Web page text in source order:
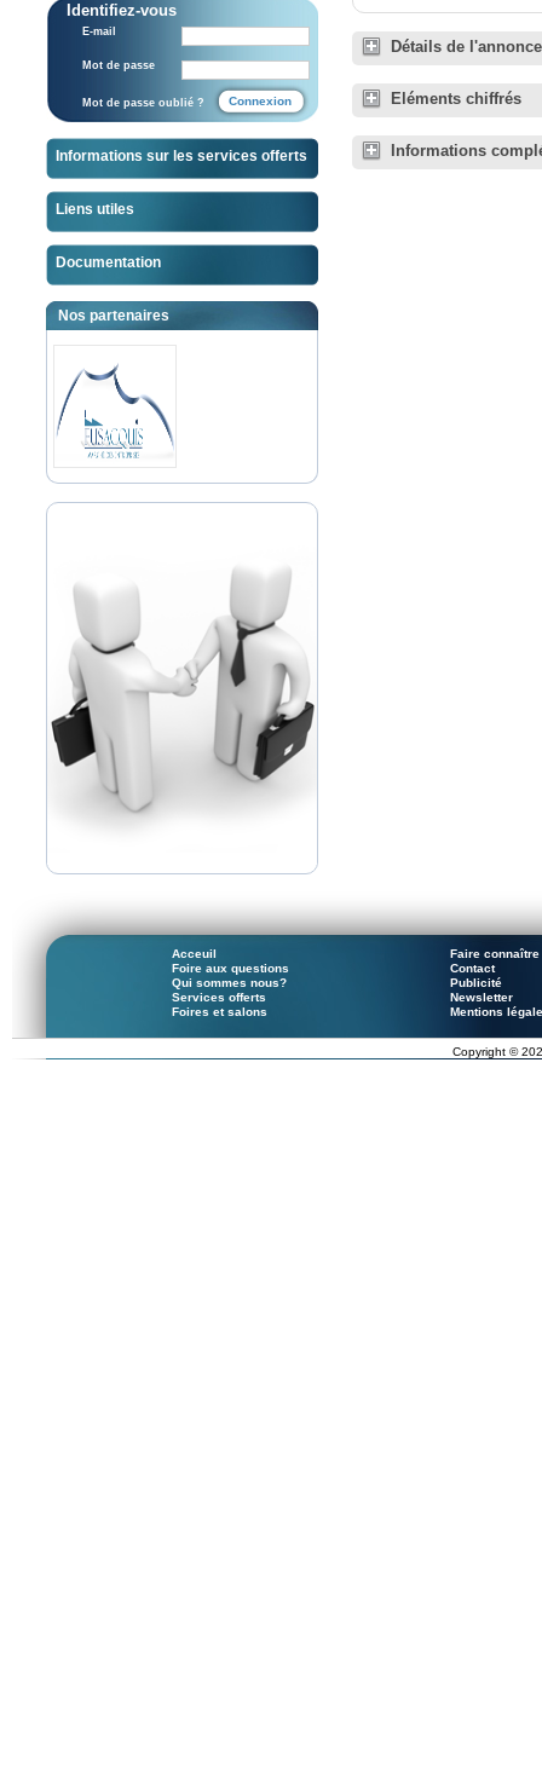
Identifiez-vous
E-mail
Mot de passe
Mot de passe oublié ?
Informations sur les services offerts
Liens utiles
Documentation
Nos partenaires
Détails de l'annonce
Eléments chiffrés
Informations
Acceuil
Foire aux questions
Qui sommes nous?
Services offerts
Foires et salons
Faire
Contact
Publicité
Newsletter
Mentions
Copyright ©